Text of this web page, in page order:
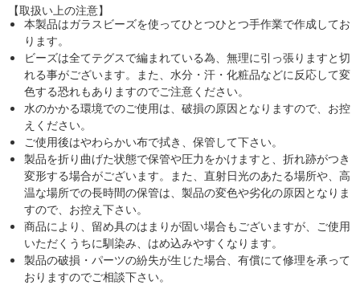
【取扱い上の注意】
本製品はガラスビーズを使ってひとつひとつ手作業で作成してお
ります。
ビーズは全てテグスで編まれている為、無理に引っ張りますと切
れる事がございます。また、水分・汗・化粧品などに反応して変
色する恐れもありますのでご注意ください。
水のかかる環境でのご使用は、破損の原因となりますので、お控
えください。
ご使用後はやわらかい布で拭き、保管して下さい。
製品を折り曲げた状態で保管や圧力をかけますと、折れ跡がつき
変形する場合がございます。また、直射日光のあたる場所や、高
温な場所での長時間の保管は、製品の変色や劣化の原因となりま
すので、お控え下さい。
商品により、留め具のはまりが固い場合もございますが、ご使用
いただくうちに馴染み、はめ込みやすくなります。
製品の破損・パーツの紛失が生じた場合、有償にて修理を承って
おりますのでご相談下さい。